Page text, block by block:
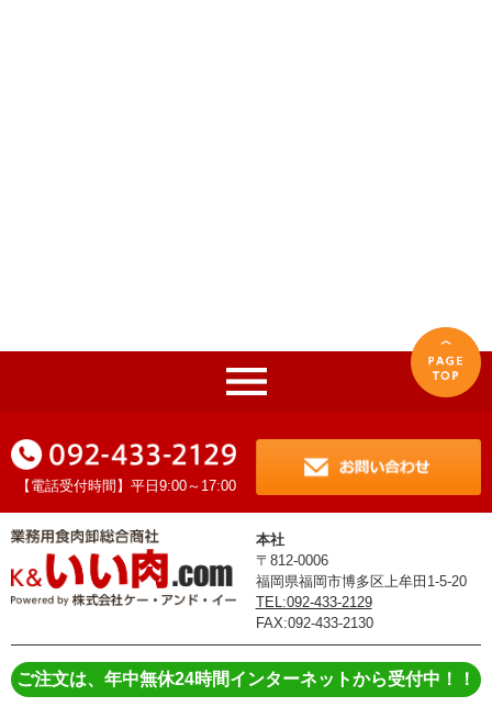
【電話受付時間】平日9:00～17:00
本社
〒812-0006
福岡県福岡市博多区上牟田1-5-20
TEL:092-433-2129
FAX:092-433-2130
ご注文は、年中無休24時間インターネットから受付中！！